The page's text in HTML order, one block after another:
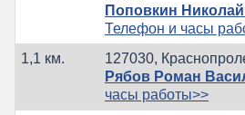
Поповкин
Телефон и часы
1,1 км.
127030,
Рябов Роман
часы работы>>